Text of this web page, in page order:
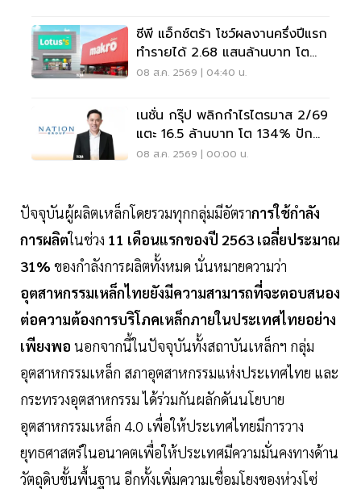
ซีพี แอ็กซ์ตร้า โชว์ผลงานครึ่งปีแรก
ทำรายได้ 2.68 แสนล้านบาท โต
3.6%
08 ส.ค. 2569 | 04:40 น.
เนชั่น กรุ๊ป พลิกกำไรไตรมาส 2/69
แตะ 16.5 ล้านบาท โต 134% ปัก
หมุดสู่ ‘มีเดียเทค’
08 ส.ค. 2569 | 00:00 น.
ปัจจุบันผู้ผลิตเหล็กโดยรวมทุกกลุ่มมีอัตราการใช้กำลัง
การผลิตในช่วง 11 เดือนแรกของปี 2563 เฉลี่ยประมาณ
31% ของกำลังการผลิตทั้งหมด นั่นหมายความว่า
อุตสาหกรรมเหล็กไทยยังมีความสามารถที่จะตอบสนอง
ต่อความต้องการบริโภคเหล็กภายในประเทศไทยอย่าง
เพียงพอ นอกจากนี้ในปัจจุบันทั้งสถาบันเหล็กฯ กลุ่ม
อุตสาหกรรมเหล็ก สภาอุตสาหกรรมแห่งประเทศไทย และ
กระทรวงอุตสาหกรรม ได้ร่วมกันผลักดันนโยบาย
อุตสาหกรรมเหล็ก 4.0 เพื่อให้ประเทศไทยมีการวาง
ยุทธศาสตร์ในอนาคตเพื่อให้ประเทศมีความมั่นคงทางด้าน
วัตถุดิบขั้นพื้นฐาน อีกทั้งเพิ่มความเชื่อมโยงของห่วงโซ่